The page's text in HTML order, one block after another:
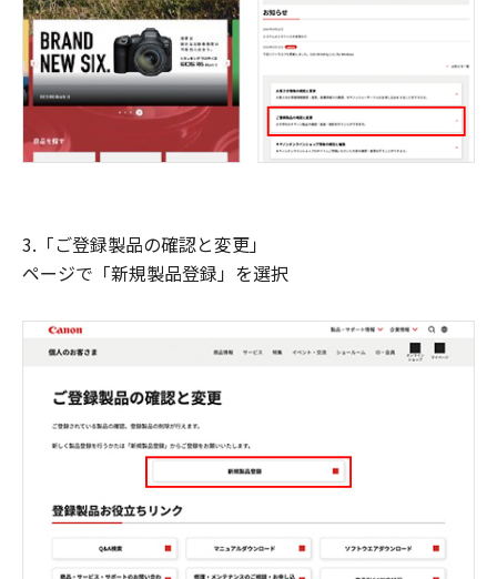
3.「ご登録製品の確認と変更」
ページで「新規製品登録」を選択